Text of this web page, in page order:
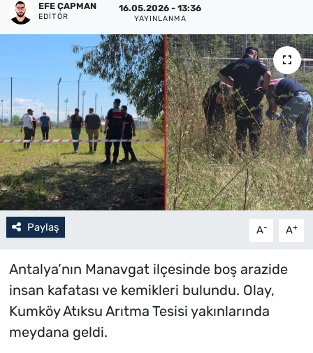
EFE ÇAPMAN
EDITÖR
16.05.2026 - 13:36
YAYINLANMA
Paylaş A- A+
Antalya’nın Manavgat ilçesinde boş arazide
insan kafatası ve kemikleri bulundu. Olay,
Kumköy Atıksu Arıtma Tesisi yakınlarında
meydana geldi.
İletişim